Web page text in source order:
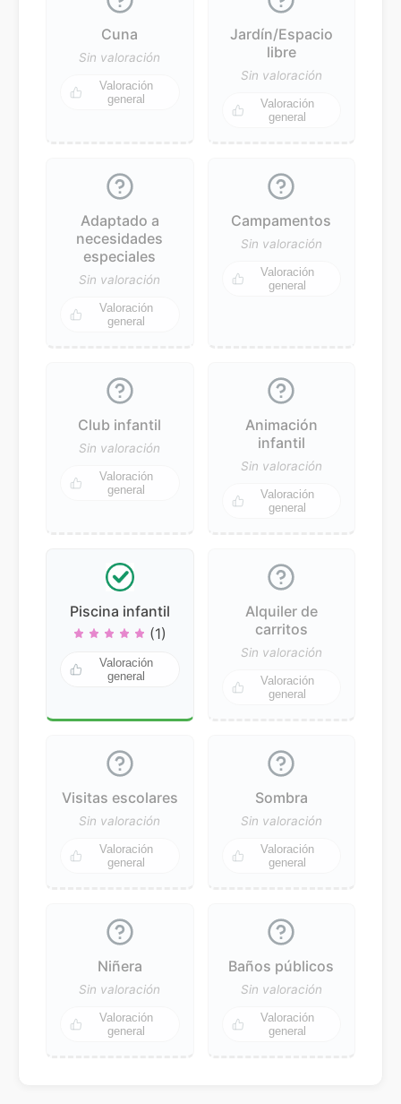
Cuna
Sin valoración
Valoración
general
Jardín/Espacio
libre
Sin valoración
Valoración
general
Adaptado a
necesidades
especiales
Sin valoración
Valoración
general
Campamentos
Sin valoración
Valoración
general
Club infantil
Sin valoración
Valoración
general
Animación
infantil
Sin valoración
Valoración
general
Piscina infantil
(1)
Valoración
general
Alquiler de
carritos
Sin valoración
Valoración
general
Visitas escolares
Sin valoración
Valoración
general
Sombra
Sin valoración
Valoración
general
Niñera
Sin valoración
Valoración
general
Baños públicos
Sin valoración
Valoración
general